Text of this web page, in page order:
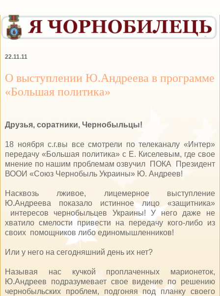
22.11.11
О выступлении Ю.Андреева в программе
«Большая политика»
Друзья, соратники, Чернобыльцы!
18 ноября с.г.вы все смотрели по телеканалу «Интер»
передачу «Большая политика» с Е. Киселевым, где свое
мнение по нашим проблемам озвучил ПОКА Президент
ВООИ «Союз Чернобыль Украины» Ю. Андреев!
Насквозь лживое, лицемерное выступление
Ю.Андреева показало истинное лицо «защитника»
интересов чернобыльцев Украины! У него даже не
хватило смелости привести на передачу кого-либо из
своих помощников либо единомышленников!
Или у него на сегодняшний день их нет?
Называя нас кучкой проплаченных марионеток,
Ю.Андреев подразумевает свое видение по решению
чернобыльских проблем, подгоняя под планку своего